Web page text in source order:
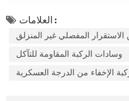
العلامات :
المفصلي غير المنزلق
وسادات الركبة المقاومة للتآكل
الإخفاء من الدرجة العسكرية